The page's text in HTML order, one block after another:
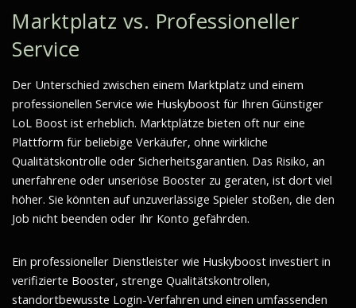
Marktplatz vs. Professioneller
Service
Der Unterschied zwischen einem Marktplatz und einem
professionellen Service wie Huskyboost für Ihren Günstiger
LoL Boost ist erheblich. Marktplätze bieten oft nur eine
Plattform für beliebige Verkäufer, ohne wirkliche
Qualitätskontrolle oder Sicherheitsgarantien. Das Risiko, an
unerfahrene oder unseriöse Booster zu geraten, ist dort viel
höher. Sie könnten auf unzuverlässige Spieler stoßen, die den
Job nicht beenden oder Ihr Konto gefährden.
Ein professioneller Dienstleister wie Huskyboost investiert in
verifizierte Booster, strenge Qualitätskontrollen,
standortbewusste Login-Verfahren und einen umfassenden